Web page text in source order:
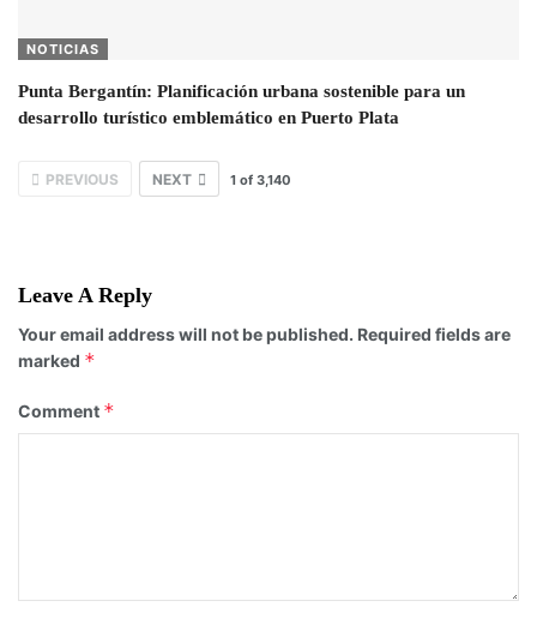
NOTICIAS
Punta Bergantín: Planificación urbana sostenible para un
desarrollo turístico emblemático en Puerto Plata
PREVIOUS NEXT 1 of 3,140
Leave A Reply
Your email address will not be published. Required fields are
marked *
Comment *